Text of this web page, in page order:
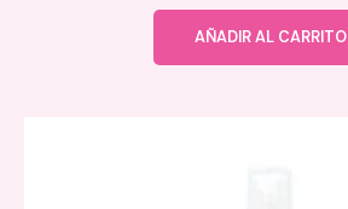
AÑADIR AL CARRITO